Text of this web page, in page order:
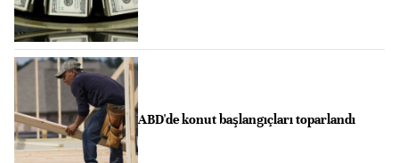
ABD'de konut başlangıçları toparlandı